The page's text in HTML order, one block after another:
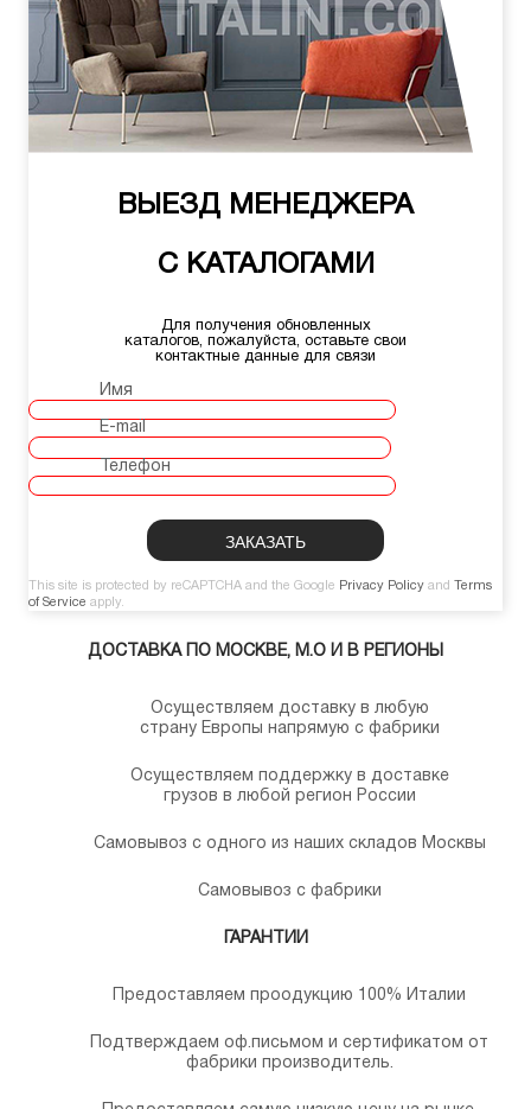
ВЫЕЗД МЕНЕДЖЕРА
С КАТАЛОГАМИ
Для получения обновленных
каталогов, пожалуйста, оставьте свои
контактные данные для связи
Имя
E-mail
Телефон
This site is protected by reCAPTCHA and the Google Privacy Policy and
Terms
of Service apply.
ДОСТАВКА ПО МОСКВЕ, М.О И В РЕГИОНЫ
Осуществляем доставку в любую
страну Европы напрямую с фабрики
Осуществляем поддержку в доставке
грузов в любой регион России
Самовывоз с одного из наших складов Москвы
Самовывоз с фабрики
ГАРАНТИИ
Предоставляем проодукцию 100% Италии
Подтверждаем оф.письмом и сертификатом от
фабрики производитель.